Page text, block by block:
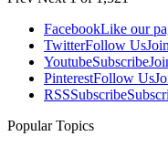
FacebookLike our
TwitterFollow Us
YoutubeSubscribe
PinterestFollow Us
RSSSubscribe
Popular Topics